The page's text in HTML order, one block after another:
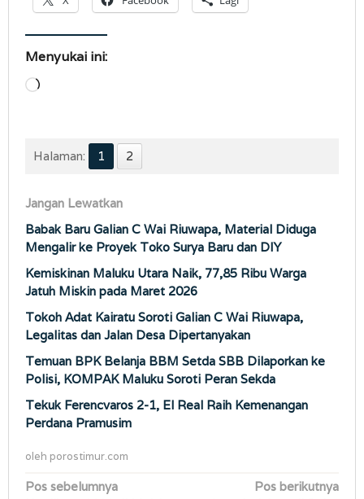
Menyukai ini:
Memuat...
Halaman: 1 2
Jangan Lewatkan
Babak Baru Galian C Wai Riuwapa, Material Diduga
Mengalir ke Proyek Toko Surya Baru dan DIY
Kemiskinan Maluku Utara Naik, 77,85 Ribu Warga
Jatuh Miskin pada Maret 2026
Tokoh Adat Kairatu Soroti Galian C Wai Riuwapa,
Legalitas dan Jalan Desa Dipertanyakan
Temuan BPK Belanja BBM Setda SBB Dilaporkan ke
Polisi, KOMPAK Maluku Soroti Peran Sekda
Tekuk Ferencvaros 2-1, El Real Raih Kemenangan
Perdana Pramusim
oleh porostimur.com
Navigasi
Pos sebelumnya
Pos berikutnya